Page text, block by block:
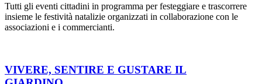
Tutti gli eventi cittadini in programma per festeggiare e trascorrere
insieme le festività natalizie organizzati in collaborazione con le
associazioni e i commercianti.
VIVERE, SENTIRE E GUSTARE IL